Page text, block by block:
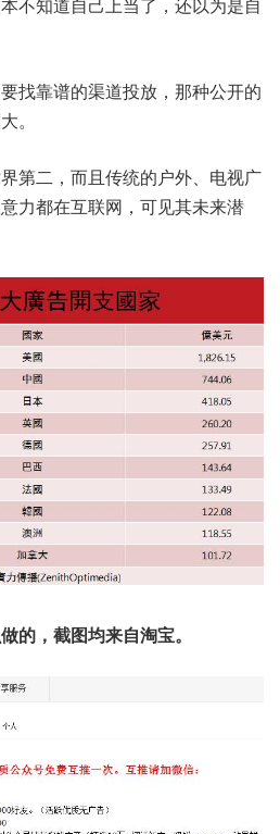
找靠谱的渠道投放，那种公开的
。
第二，而且传统的户外、电视广
力都在互联网，可见其未来潜
的，截图均来自淘宝。